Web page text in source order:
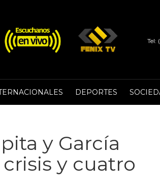
Tel:
DEPORTES
y García
y cuatro